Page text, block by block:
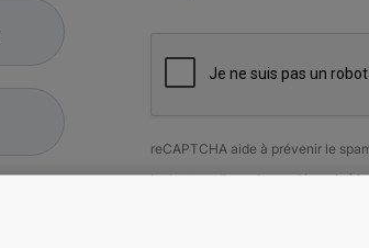
reCAPTCHA aide à prévenir le
Le bouton d'envoi sera désactivé